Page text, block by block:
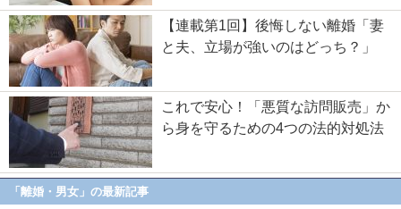
【連載第1回】後悔しない離婚「妻
と夫、立場が強いのはどっち？」
これで安心！「悪質な訪問販売」か
ら身を守るための4つの法的対処法
「離婚・男女」の最新記事